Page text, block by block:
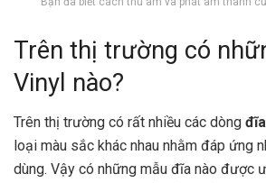
Trên thị trường có
Vinyl nào?
Trên thị trường có rất nhiều các dòng
loại màu sắc khác nhau nhằm đáp ứng
dùng. Vậy có những mẫu đĩa nào được